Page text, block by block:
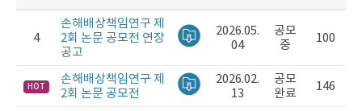
4
손해배상책임연구 제
2회 논문 공모전 연장
공고
2026.05.
04
공모
중
100
HOT
손해배상책임연구 제
2회 논문 공모전
2026.02.
13
공모
완료
146